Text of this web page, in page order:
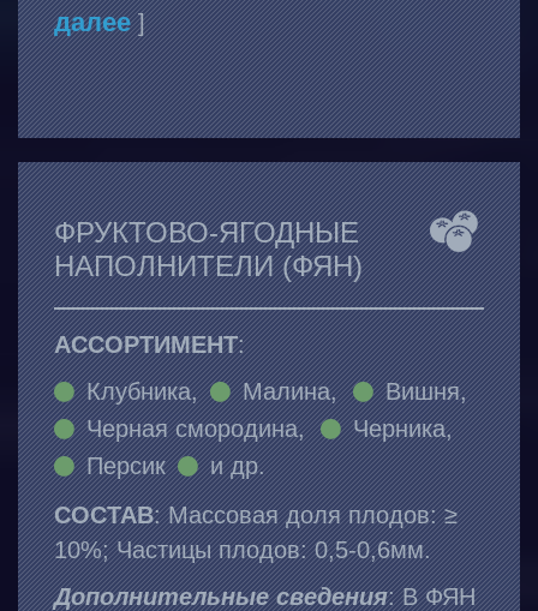
далее]
ФРУКТОВО-ЯГОДНЫЕ
НАПОЛНИТЕЛИ (ФЯН)
АССОРТИМЕНТ:
Клубника,
Малина,
Вишня,
Черная смородина,
Черника,
Персик
и др.
СОСТАВ: Массовая доля плодов: ≥
10%; Частицы плодов: 0,5-0,6мм.
Дополнительные сведения: В ФЯН